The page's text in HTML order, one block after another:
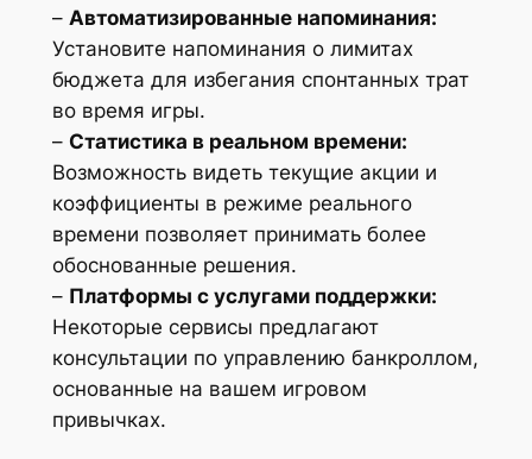
– Автоматизированные напоминания:
Установите напоминания о лимитах
бюджета для избегания спонтанных трат
во время игры.
– Статистика в реальном времени:
Возможность видеть текущие акции и
коэффициенты в режиме реального
времени позволяет принимать более
обоснованные решения.
– Платформы с услугами поддержки:
Некоторые сервисы предлагают
консультации по управлению банкроллом,
основанные на вашем игровом
привычках.